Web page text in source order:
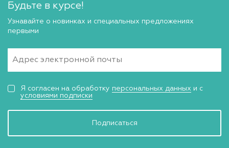
Будьте в курсе!
Узнавайте о новинках и специальных предложениях
первыми
Подписаться
Я согласен на обработку персональных данных и с
условиями подписки